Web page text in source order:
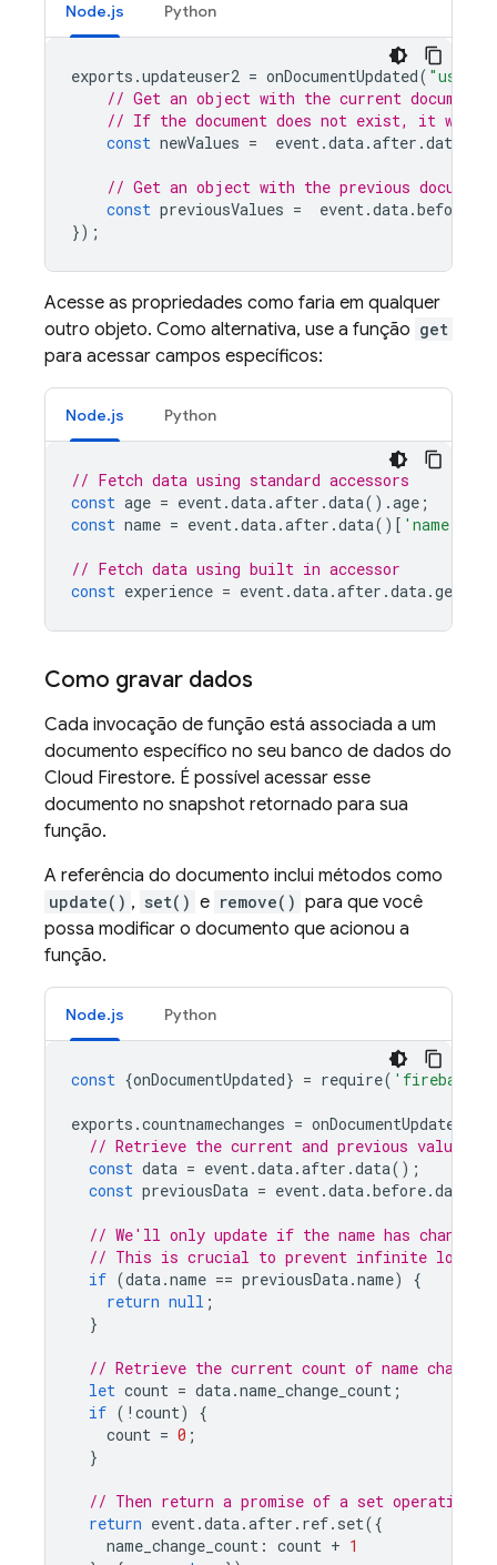
Node.js Python
exports .updateuser2 = onDocumentUpdated(
// Get an object with the current document
// If the document does not exist, it was
const newValues = event.data.after .data
// Get an object with the previous document
const previousValues = event.data.before
});
Acesse as propriedades como faria em qualquer
outro objeto. Como alternativa, use a função get
para acessar campos específicos:
Node.js Python
// Fetch data using standard accessors
const age = event.data.after .data().age ;
const name = event.data.after .data()[ 'name'
// Fetch data using built in accessor
const experience = event.data.after .data.get
Como gravar dados
Cada invocação de função está associada a um
documento específico no seu banco de dados do
Cloud Firestore. É possível acessar esse
documento no snapshot retornado para sua
função.
A referência do documento inclui métodos como
update() , set() e remove() para que você
possa modificar o documento que acionou a
função.
Node.js Python
const {onDocumentUpdated} = require( 'firebase-
exports .countnamechanges = onDocumentUpdated
// Retrieve the current and previous value
const data = event.data.after .data();
const previousData = event.data.before.data
// We'll only update if the name has changed.
// This is crucial to prevent infinite loops.
if (data.name == previousData.name)
{
return null ;
}
// Retrieve the current count of name changes
let count = data.name_change_count ;
if ( ! count)
{
count = 0 ;
}
// Then return a promise of a set operation
return event.data.after . ref. set({
name_change_count : count + 1